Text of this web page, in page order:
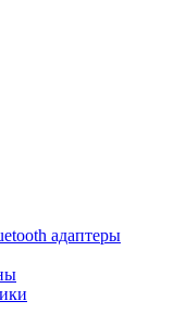
адаптеры